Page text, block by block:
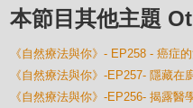
本節目其他主題
《自然療法與你》- EP258 - 癌症
《自然療法與你》-EP257- 隱藏在
《自然療法與你》-EP256- 揭露